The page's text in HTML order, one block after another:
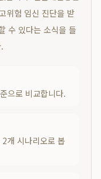
위험 임신 진단을 받
수 있다는 소식을 들
으로 비교합니다.
개 시나리오로 봅